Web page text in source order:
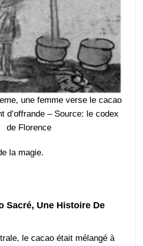
une femme verse le cacao
d’offrande – Source: le codex
de Florence
la magie.
Sacré, Une Histoire De
le cacao était mélangé à